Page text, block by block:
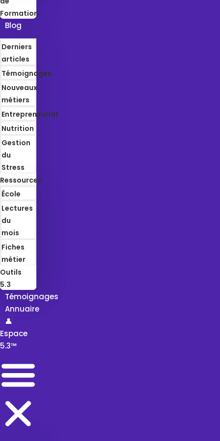
Formation
Blog
Derniers
articles
Témoignages
Nouveaux
métiers
Entrepreneuriat
Nutrition
Gestion
du
Stress
Ressources
École
Lectures
du
mois
Fiches
métier
Outils
5.3
Témoignages
Annuaire
👤
Espace
5.3™